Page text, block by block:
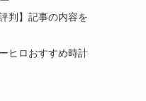
判】記事の内容を
ヒロおすすめ時計